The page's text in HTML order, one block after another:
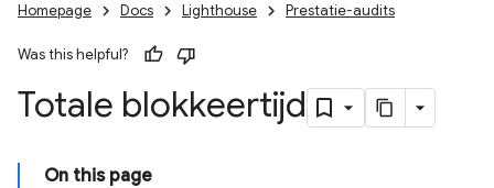
Homepage Docs Lighthouse Prestatie-audits
Was this helpful?
Totale blokkeertijd
On this page